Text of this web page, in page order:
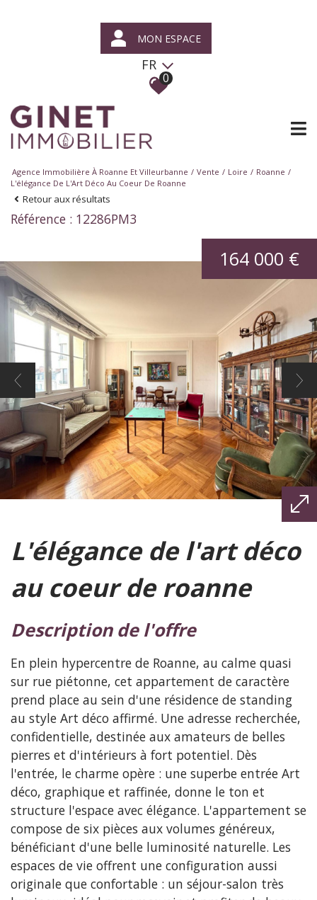
MON ESPACE
FR
0
Agence Immobilière À Roanne Et Villeurbanne Vente Loire
Roanne
L'élégance De L'Art Déco Au Coeur De Roanne
Retour aux résultats
Référence : 12286PM3
164 000 €
l'élégance de l'art déco
au coeur de roanne
description de l'offre
En plein hypercentre de Roanne, au calme quasi
sur rue piétonne, cet appartement de caractère
prend place au sein d'une résidence de standing
au style Art déco affirmé. Une adresse recherchée,
confidentielle, destinée aux amateurs de belles
pierres et d'intérieurs à fort potentiel. Dès
l'entrée, le charme opère : une superbe entrée Art
déco, graphique et raffinée, donne le ton et
structure l'espace avec élégance. L'appartement se
compose de six pièces aux volumes généreux,
bénéficiant d'une belle luminosité naturelle. Les
espaces de vie offrent une configuration aussi
originale que confortable : un séjour-salon très